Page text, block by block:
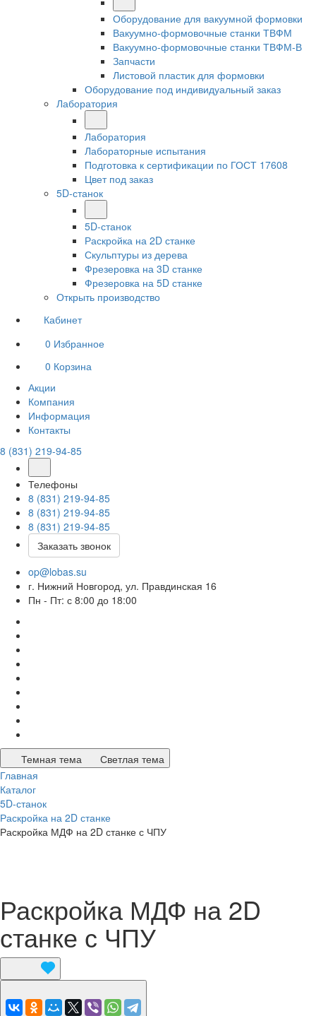
Оборудование для вакуумной формовки
Вакуумно-формовочные станки ТВФМ
Вакуумно-формовочные станки ТВФМ-В
Запчасти
Листовой пластик для формовки
Оборудование под индивидуальный заказ
Лаборатория
Лаборатория
Лабораторные испытания
Подготовка к сертификации по ГОСТ 17608
Цвет под заказ
5D-станок
5D-станок
Раскройка на 2D станке
Скульптуры из дерева
Фрезеровка на 3D станке
Фрезеровка на 5D станке
Открыть производство
Кабинет
0 Избранное
0 Корзина
Акции
Компания
Информация
Контакты
8 (831) 219-94-85
Телефоны
8 (831) 219-94-85
8 (831) 219-94-85
8 (831) 219-94-85
Заказать звонок
op@lobas.su
г. Нижний Новгород, ул. Правдинская 16
Пн - Пт: с 8:00 до 18:00
Темная тема
Светлая тема
Главная
Каталог
5D-станок
Раскройка на 2D станке
Раскройка МДФ на 2D станке с ЧПУ
Раскройка МДФ на 2D
станке с ЧПУ